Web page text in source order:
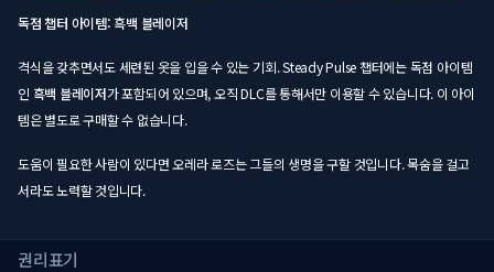
독점 챕터 아이템: 흑백 블레이저
격식을 갖추면서도 세련된 옷을 입을 수 있는 기회. Steady Pulse 챕터에는 독점 아이템
인 흑백 블레이저가 포함되어 있으며, 오직 DLC를 통해서만 이용할 수 있습니다. 이 아이
템은 별도로 구매할 수 없습니다.
도움이 필요한 사람이 있다면 오레라 로즈는 그들의 생명을 구할 것입니다. 목숨을 걸고
서라도 노력할 것입니다.
권리표기